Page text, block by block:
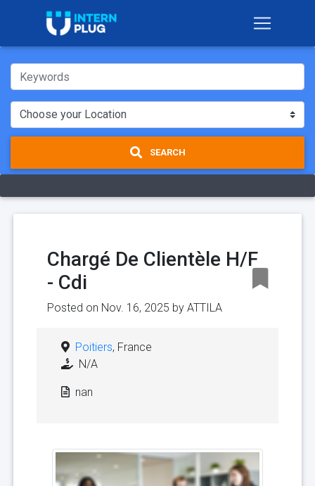
SEARCH
Chargé De Clientèle H/F
- Cdi
Posted on Nov. 16, 2025 by ATTILA
Poitiers, France
N/A
nan